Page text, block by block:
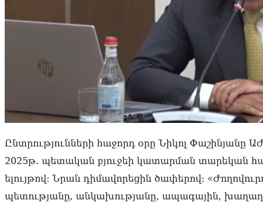
Ընտրությունների հաջորդ օրը Նիկոլ Փաշինյանը
2025թ. պետական բյուջեի կատարման տարեկան
ելույթով։ Նրան դիմավորեցին ծափերով։
պետությանը, անկախությանը, ապագային,